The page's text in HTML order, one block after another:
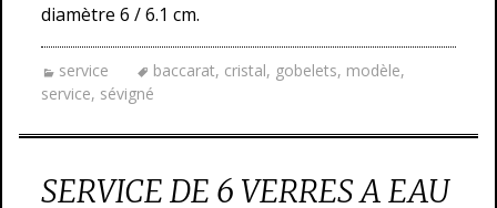
diamètre 6 / 6.1 cm.
service baccarat, cristal, gobelets, modèle,
service, sévigné
SERVICE DE 6 VERRES A EAU